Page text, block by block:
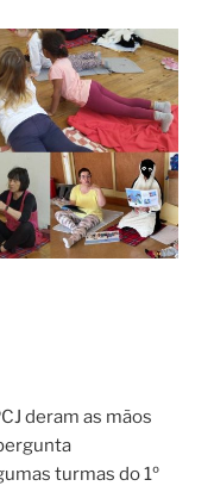
deram as mãos
turmas do 1º